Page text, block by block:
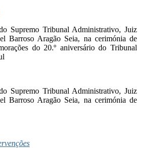
Supremo Tribunal Administrativo, Juiz
Barroso Aragão Seia, na cerimónia de
do 20.º aniversário do Tribunal
Supremo Tribunal Administrativo, Juiz
Barroso Aragão Seia, na cerimónia de